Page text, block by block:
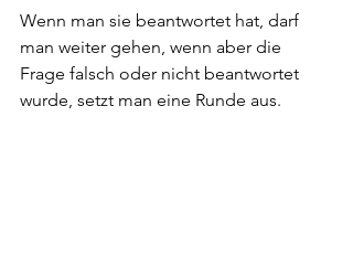
Wenn man sie beantwortet hat, darf
man weiter gehen, wenn aber die
Frage falsch oder nicht beantwortet
wurde, setzt man eine Runde aus.